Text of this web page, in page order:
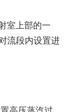
室上部的一
流段内设置进